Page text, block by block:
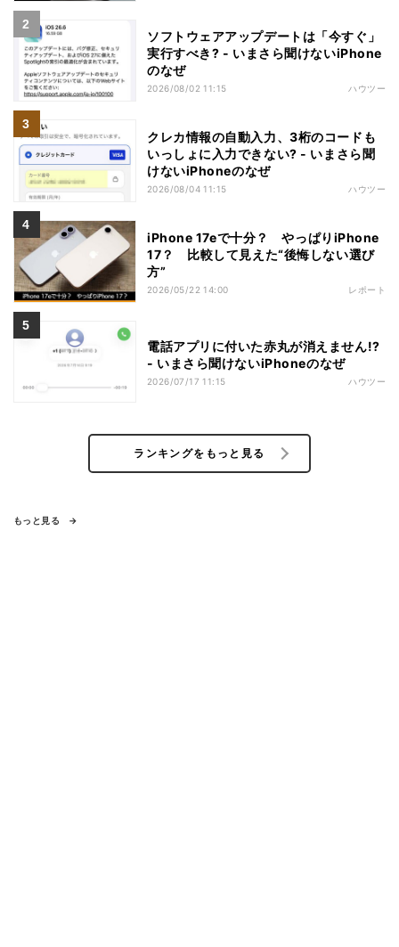
ソフトウェアアップデートは「今すぐ」
実行すべき? - いまさら聞けないiPhone
のなぜ
2026/08/02 11:15 ハウツー
クレカ情報の自動入力、3桁のコードも
いっしょに入力できない? - いまさら聞
けないiPhoneのなぜ
2026/08/04 11:15 ハウツー
iPhone 17eで十分？ やっぱりiPhone
17？ 比較して見えた“後悔しない選び
方”
2026/05/22 14:00 レポート
電話アプリに付いた赤丸が消えません!?
- いまさら聞けないiPhoneのなぜ
2026/07/17 11:15 ハウツー
ランキングをもっと見る
もっと見る